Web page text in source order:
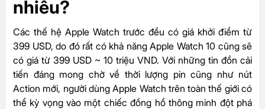
nhiêu?
Các thế hệ Apple Watch trước đều có giá khởi điểm từ
399 USD, do đó rất có khả năng Apple Watch 10 cũng sẽ
có giá từ 399 USD ~ 10 triệu VND. Với những tin đồn cải
tiến đáng mong chờ về thời lượng pin cũng như nút
Action mới, người dùng Apple Watch trên toàn thế giới có
thể kỳ vọng vào một chiếc đồng hồ thông minh đột phá